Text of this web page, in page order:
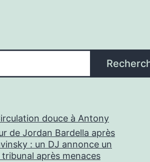
douce à Antony
de Jordan Bardella après
: un DJ annonce un
après menaces